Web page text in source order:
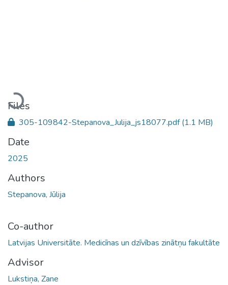
Loading...
Files
305-109842-Stepanova_Julija_js18077.pdf(1.1 MB)
Date
2025
Authors
Stepanova, Jūlija
Co-author
Latvijas Universitāte. Medicīnas un dzīvības zinātņu fakultāte
Advisor
Lukstiņa, Zane